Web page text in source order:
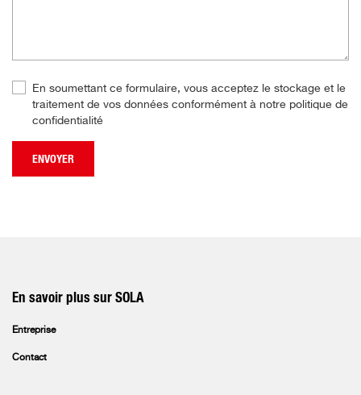
En soumettant ce formulaire, vous acceptez le stockage et le
traitement de vos données conformément à notre politique de
confidentialité
ENVOYER
En savoir plus sur SOLA
Entreprise
Contact